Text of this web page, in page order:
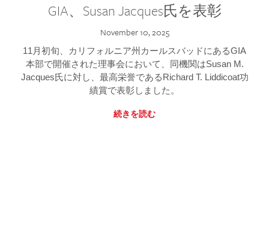
GIA、Susan Jacques氏を表彰
November 10, 2025
11月初旬、カリフォルニア州カールスバッドにあるGIA
本部で開催された理事会において、同機関はSusan M.
Jacques氏に対し、最高栄誉であるRichard T. Liddicoat功
績賞で表彰しました。
続きを読む